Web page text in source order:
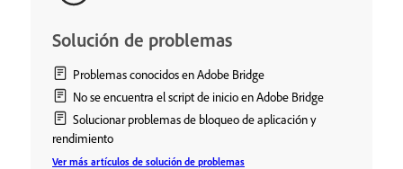
Solución de problemas
Problemas conocidos en Adobe Bridge
No se encuentra el script de inicio en Adobe Bridge
Solucionar problemas de bloqueo de aplicación y
rendimiento
Ver más artículos de solución de problemas